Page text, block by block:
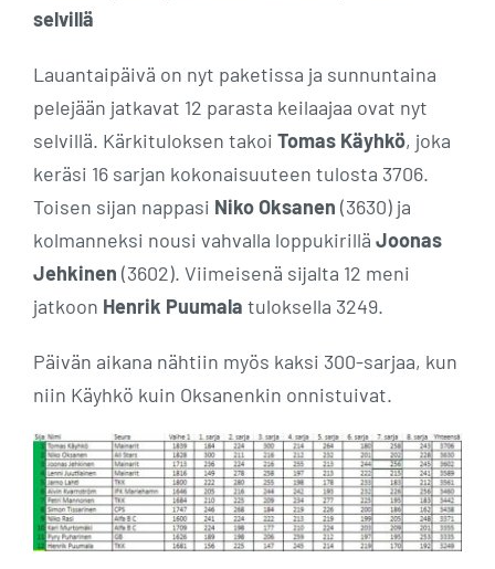
selvillä
Lauantaipäivä on nyt paketissa ja sunnuntaina
pelejään jatkavat 12 parasta keilaajaa ovat nyt
selvillä. Kärkituloksen takoi Tomas Käyhkö, joka
keräsi 16 sarjan kokonaisuuteen tulosta 3706.
Toisen sijan nappasi Niko Oksanen (3630) ja
kolmanneksi nousi vahvalla loppukirillä Joonas
Jehkinen (3602). Viimeisenä sijalta 12 meni
jatkoon Henrik Puumala tuloksella 3249.
Päivän aikana nähtiin myös kaksi 300-sarjaa, kun
niin Käyhkö kuin Oksanenkin onnistuivat.